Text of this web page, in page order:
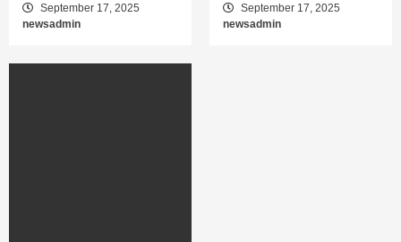
September 17, 2025
newsadmin
September 17, 2025
newsadmin